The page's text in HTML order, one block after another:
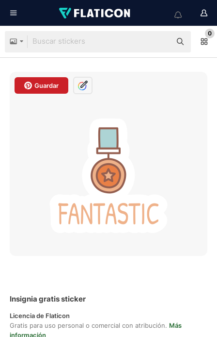
0
Guardar
Insignia gratis sticker
Licencia de Flaticon
Gratis para uso personal o comercial con atribución. Más
información